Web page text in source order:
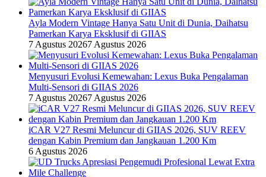
Ayla Modern Vintage Hanya Satu Unit di Dunia, Daihatsu
Pamerkan Karya Eksklusif di GIIAS
7 Agustus 20267 Agustus 2026
Menyusuri Evolusi Kemewahan: Lexus Buka Pengalaman
Multi-Sensori di GIIAS 2026
7 Agustus 20267 Agustus 2026
iCAR V27 Resmi Meluncur di GIIAS 2026, SUV REEV
dengan Kabin Premium dan Jangkauan 1.200 Km
6 Agustus 2026